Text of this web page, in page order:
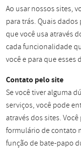
Ao usar nossos sites,
para trás. Quais
que você usa através
cada funcionalidade
você e para que esses
Contato pelo site
Se você tiver alguma
serviços, você pode
através dos sites.
formulário de contato
função de bate-papo